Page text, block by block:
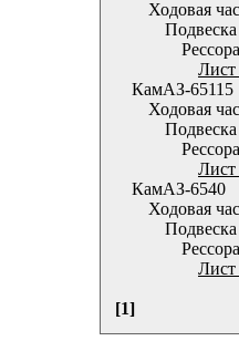
Ходовая
Подвеска
Лист
КамАЗ-65115
Ходовая
Подвеска
Лист
КамАЗ-6540
Ходовая
Подвеска
Лист
[1]